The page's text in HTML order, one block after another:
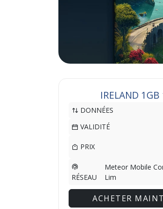
IRELAND 1GB
DONNÉES
VALIDITÉ
PRIX
RÉSEAU
Meteor Mobile
Lim
ACHETER